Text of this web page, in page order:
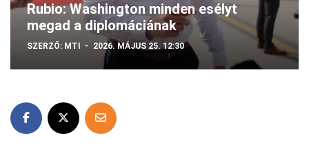
Rubio: Washington minden esélyt
megad a diplomáciának
SZERZŐ: MTI 2026. MÁJUS 25. 12:30